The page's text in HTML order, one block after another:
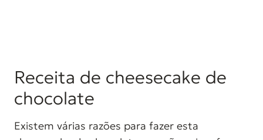
Receita de cheesecake de
chocolate
Existem várias razões para fazer esta